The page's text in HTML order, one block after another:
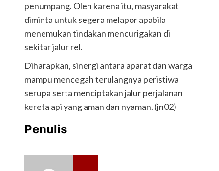
penumpang. Oleh karena itu, masyarakat
diminta untuk segera melapor apabila
menemukan tindakan mencurigakan di
sekitar jalur rel.
Diharapkan, sinergi antara aparat dan warga
mampu mencegah terulangnya peristiwa
serupa serta menciptakan jalur perjalanan
kereta api yang aman dan nyaman. (jn02)
Penulis